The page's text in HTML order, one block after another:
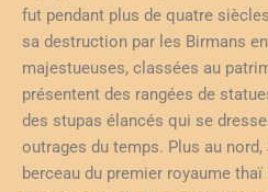
fut pendant plus de quatre
sa destruction par les Birmans
majestueuses, classées au
présentent des rangées de
des stupas élancés qui se
outrages du temps. Plus au
berceau du premier royaume